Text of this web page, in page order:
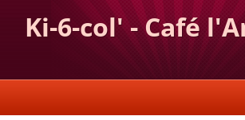
Ki-6-col' - Café